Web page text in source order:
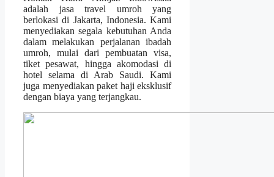
adalah jasa travel umroh yang
berlokasi di Jakarta, Indonesia. Kami
menyediakan segala kebutuhan Anda
dalam melakukan perjalanan ibadah
umroh, mulai dari pembuatan visa,
tiket pesawat, hingga akomodasi di
hotel selama di Arab Saudi. Kami
juga menyediakan paket haji eksklusif
dengan biaya yang terjangkau.